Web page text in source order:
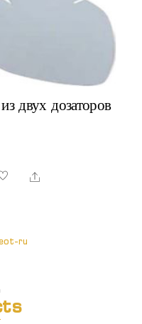
двух дозаторов
Share
ru